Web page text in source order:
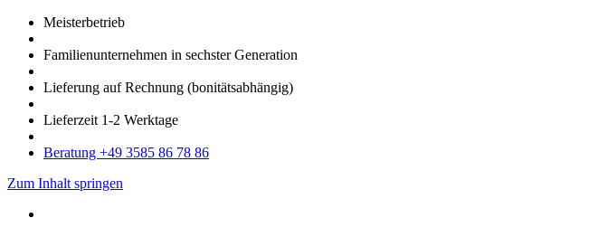
Meister­betrieb
Familien­unter­nehmen in sechster Gene­ration
Lieferung auf Rech­nung (bonitätsabhängig)
Liefer­zeit 1-2 Werk­tage
Bera­tung +49 3585 86 78 86
Zum Inhalt springen